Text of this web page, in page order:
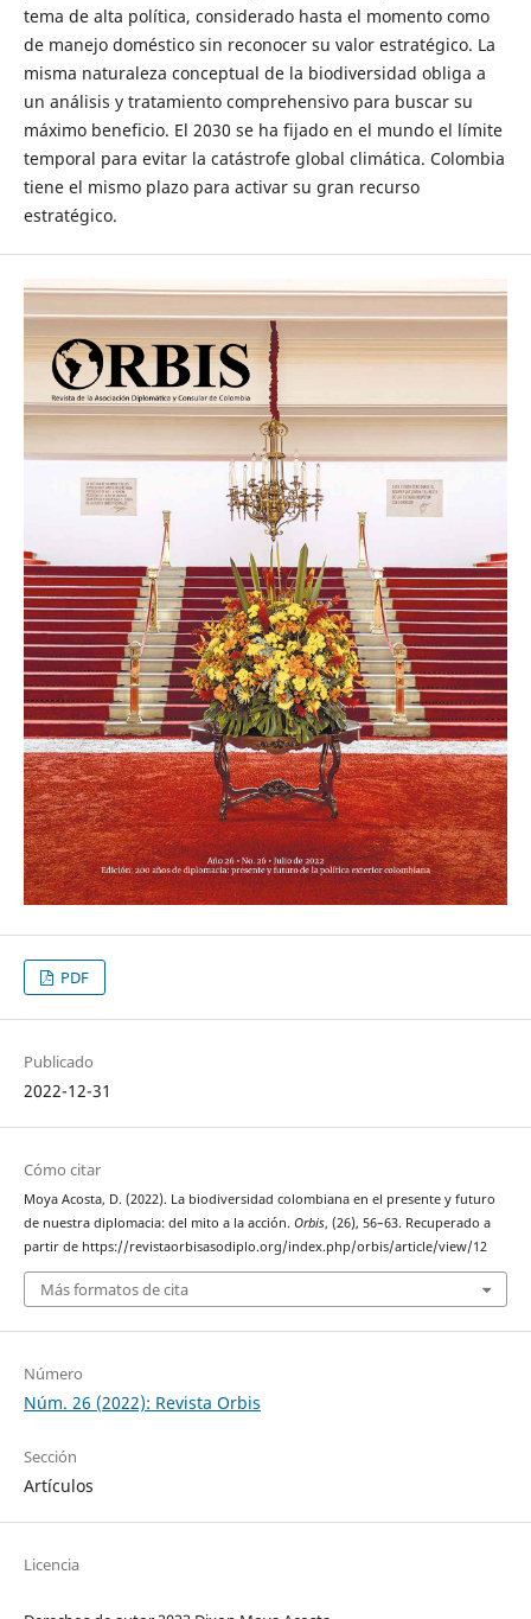
tema de alta política, considerado hasta el momento como
de manejo doméstico sin reconocer su valor estratégico. La
misma naturaleza conceptual de la biodiversidad obliga a
un análisis y tratamiento comprehensivo para buscar su
máximo beneficio. El 2030 se ha fijado en el mundo el límite
temporal para evitar la catástrofe global climática. Colombia
tiene el mismo plazo para activar su gran recurso
estratégico.
PDF
Publicado
2022-12-31
Cómo citar
Moya Acosta, D. (2022). La biodiversidad colombiana en el presente y futuro
de nuestra diplomacia: del mito a la acción. Orbis, (26), 56–63. Recuperado a
partir de https://revistaorbisasodiplo.org/index.php/orbis/article/view/12
Más formatos de cita
Número
Núm. 26 (2022): Revista Orbis
Sección
Artículos
Licencia